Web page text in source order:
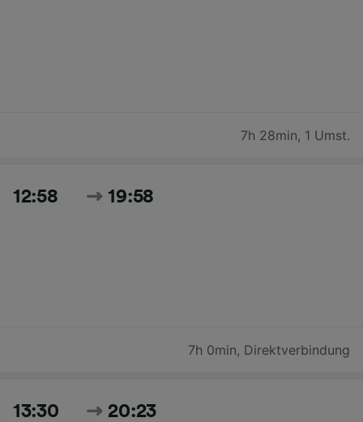
7h 28min, 1 Umst.
12:58 19:58
7h 0min, Direktverbindung
13:30 20:23